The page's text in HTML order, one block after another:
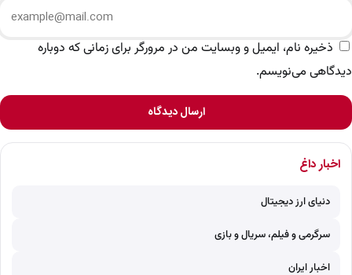
ذخیره نام، ایمیل و وبسایت من در مرورگر برای زمانی که دوباره
دیدگاهی می‌نویسم.
ارسال دیدگاه
اخبار داغ
دنیای ارز دیجیتال
سرگرمی و فیلم، سریال و بازی
اخبار ایران